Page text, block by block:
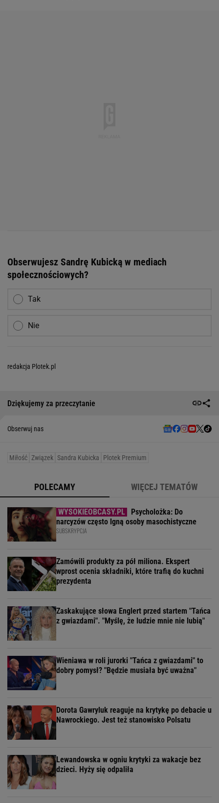
Obserwujesz Sandrę Kubicką w mediach
społecznościowych?
Tak
Nie
redakcja Plotek.pl
Dziękujemy za przeczytanie
Obserwuj nas
Miłość Związek Sandra Kubicka Plotek Premium
POLECAMY WIĘCEJ TEMATÓW
Psycholożka: Do
narcyzów często lgną osoby masochistyczne
SUBSKRYPCJA
Zamówili produkty za pół miliona. Ekspert
wprost ocenia składniki, które trafią do kuchni
prezydenta
Zaskakujące słowa Englert przed startem "Tańca
z gwiazdami". "Myślę, że ludzie mnie nie lubią"
Wieniawa w roli jurorki "Tańca z gwiazdami" to
dobry pomysł? "Będzie musiała być uważna"
Dorota Gawryluk reaguje na krytykę po debacie u
Nawrockiego. Jest też stanowisko Polsatu
Lewandowska w ogniu krytyki za wakacje bez
dzieci. Hyży się odpaliła